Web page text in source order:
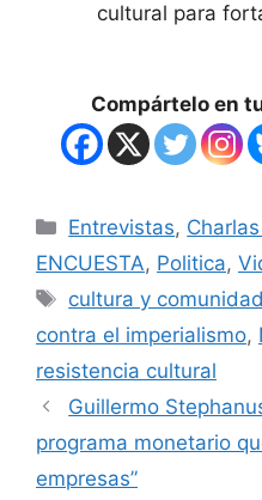
cultural para
Compártelo en
Entrevistas,
ENCUESTA, Politica,
cultura y comunidad
contra el imperialismo,
resistencia cultural
Guillermo
programa monetario
empresas”